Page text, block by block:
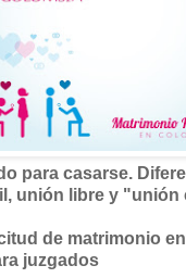
para casarse.
unión libre y "unión
de matrimonio
juzgados